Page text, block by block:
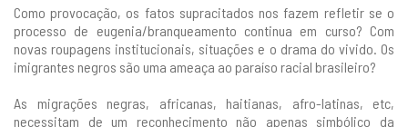
Como provocação, os fatos supracitados nos fazem refletir se o
processo de eugenia/branqueamento continua em curso? Com
novas roupagens institucionais, situações e o drama do vivido. Os
imigrantes negros são uma ameaça ao paraíso racial brasileiro?
As migrações negras, africanas, haitianas, afro-latinas, etc,
necessitam de um reconhecimento não apenas simbólico da